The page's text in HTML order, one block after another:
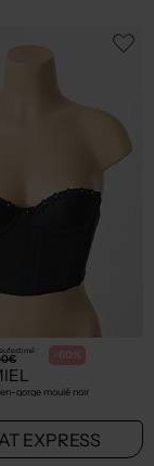
estimé : -60%
gorge moulé noir
EXPRESS